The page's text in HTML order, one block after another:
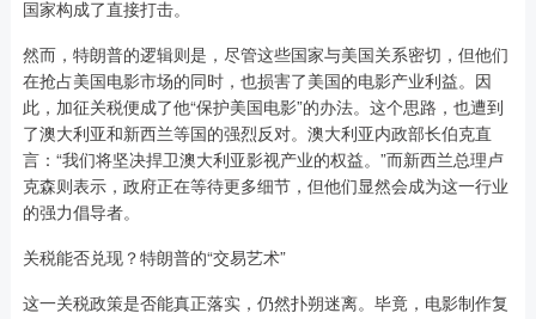
国家构成了直接打击。
然而，特朗普的逻辑则是，尽管这些国家与美国关系密切，但他们
在抢占美国电影市场的同时，也损害了美国的电影产业利益。因
此，加征关税便成了他“保护美国电影”的办法。这个思路，也遭到
了澳大利亚和新西兰等国的强烈反对。澳大利亚内政部长伯克直
言：“我们将坚决捍卫澳大利亚影视产业的权益。”而新西兰总理卢
克森则表示，政府正在等待更多细节，但他们显然会成为这一行业
的强力倡导者。
关税能否兑现？特朗普的“交易艺术”
这一关税政策是否能真正落实，仍然扑朔迷离。毕竟，电影制作复